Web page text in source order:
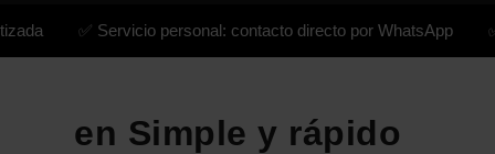
✅ Servicio personal: contacto directo por WhatsApp ✅
en Simple y rápido